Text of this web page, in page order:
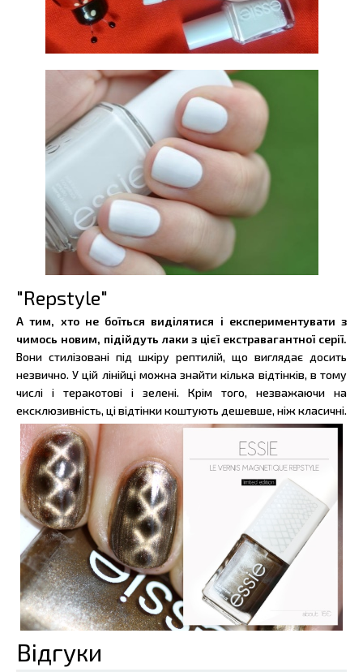
"Repstyle"
А тим, хто не боїться виділятися і експериментувати з
чимось новим, підійдуть лаки з цієї екстравагантної серії.
Вони стилізовані під шкіру рептилій, що виглядає досить
незвично. У цій лінійці можна знайти кілька відтінків, в тому
числі і теракотові і зелені. Крім того, незважаючи на
ексклюзивність, ці відтінки коштують дешевше, ніж класичні.
Відгуки